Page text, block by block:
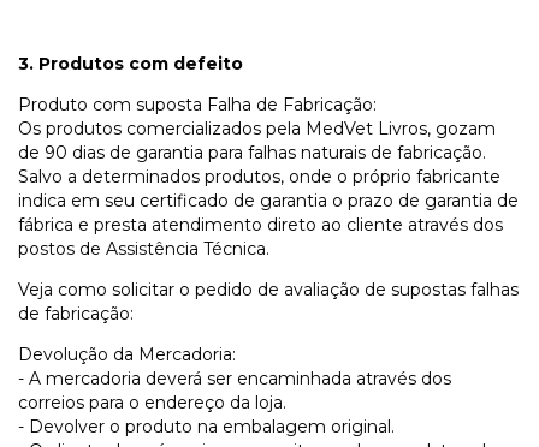
3. Produtos com defeito
Produto com suposta Falha de Fabricação:
Os produtos comercializados pela MedVet Livros, gozam
de 90 dias de garantia para falhas naturais de fabricação.
Salvo a determinados produtos, onde o próprio fabricante
indica em seu certificado de garantia o prazo de garantia de
fábrica e presta atendimento direto ao cliente através dos
postos de Assistência Técnica.
Veja como solicitar o pedido de avaliação de supostas falhas
de fabricação:
Devolução da Mercadoria:
- A mercadoria deverá ser encaminhada através dos
correios para o endereço da loja.
- Devolver o produto na embalagem original.